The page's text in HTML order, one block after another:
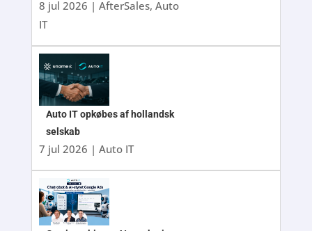
8 jul 2026 | AfterSales, Auto
IT
Auto IT opkøbes af hollandsk
selskab
7 jul 2026 | Auto IT